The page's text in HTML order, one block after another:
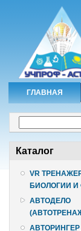
ГЛАВНАЯ
Каталог
VR
БИОЛОГИИ И
АВТОДЕЛО